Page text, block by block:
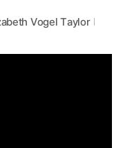
Vogel Taylor